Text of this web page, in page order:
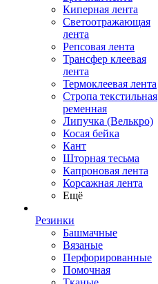
Киперная лента
Светоотражающая
лента
Репсовая лента
Трансфер клеевая
лента
Термоклеевая лента
Стропа текстильная
ременная
Липучка (Велькро)
Косая бейка
Кант
Шторная тесьма
Капроновая лента
Корсажная лента
Ещё
Резинки
Башмачные
Вязаные
Перфорированные
Помочная